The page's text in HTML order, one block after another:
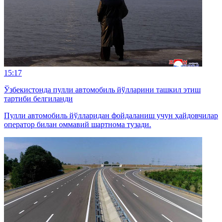
15:17
Ўзбекистонда пулли автомобиль йўлларини ташкил этиш
тартиби белгиланди
Пулли автомобиль йўлларидан фойдаланиш учун ҳайдовчилар
оператор билан оммавий шартнома тузади.